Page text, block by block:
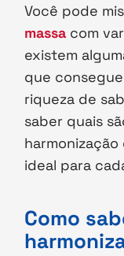
Você pode
massa com
existem
que
riqueza de
saber quais
ideal para
Como